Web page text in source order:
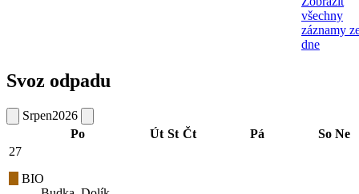
všechny
záznamy
dne
Svoz odpadu
Srpen2026
Po
Út St Čt Pá So Ne
27
BIO